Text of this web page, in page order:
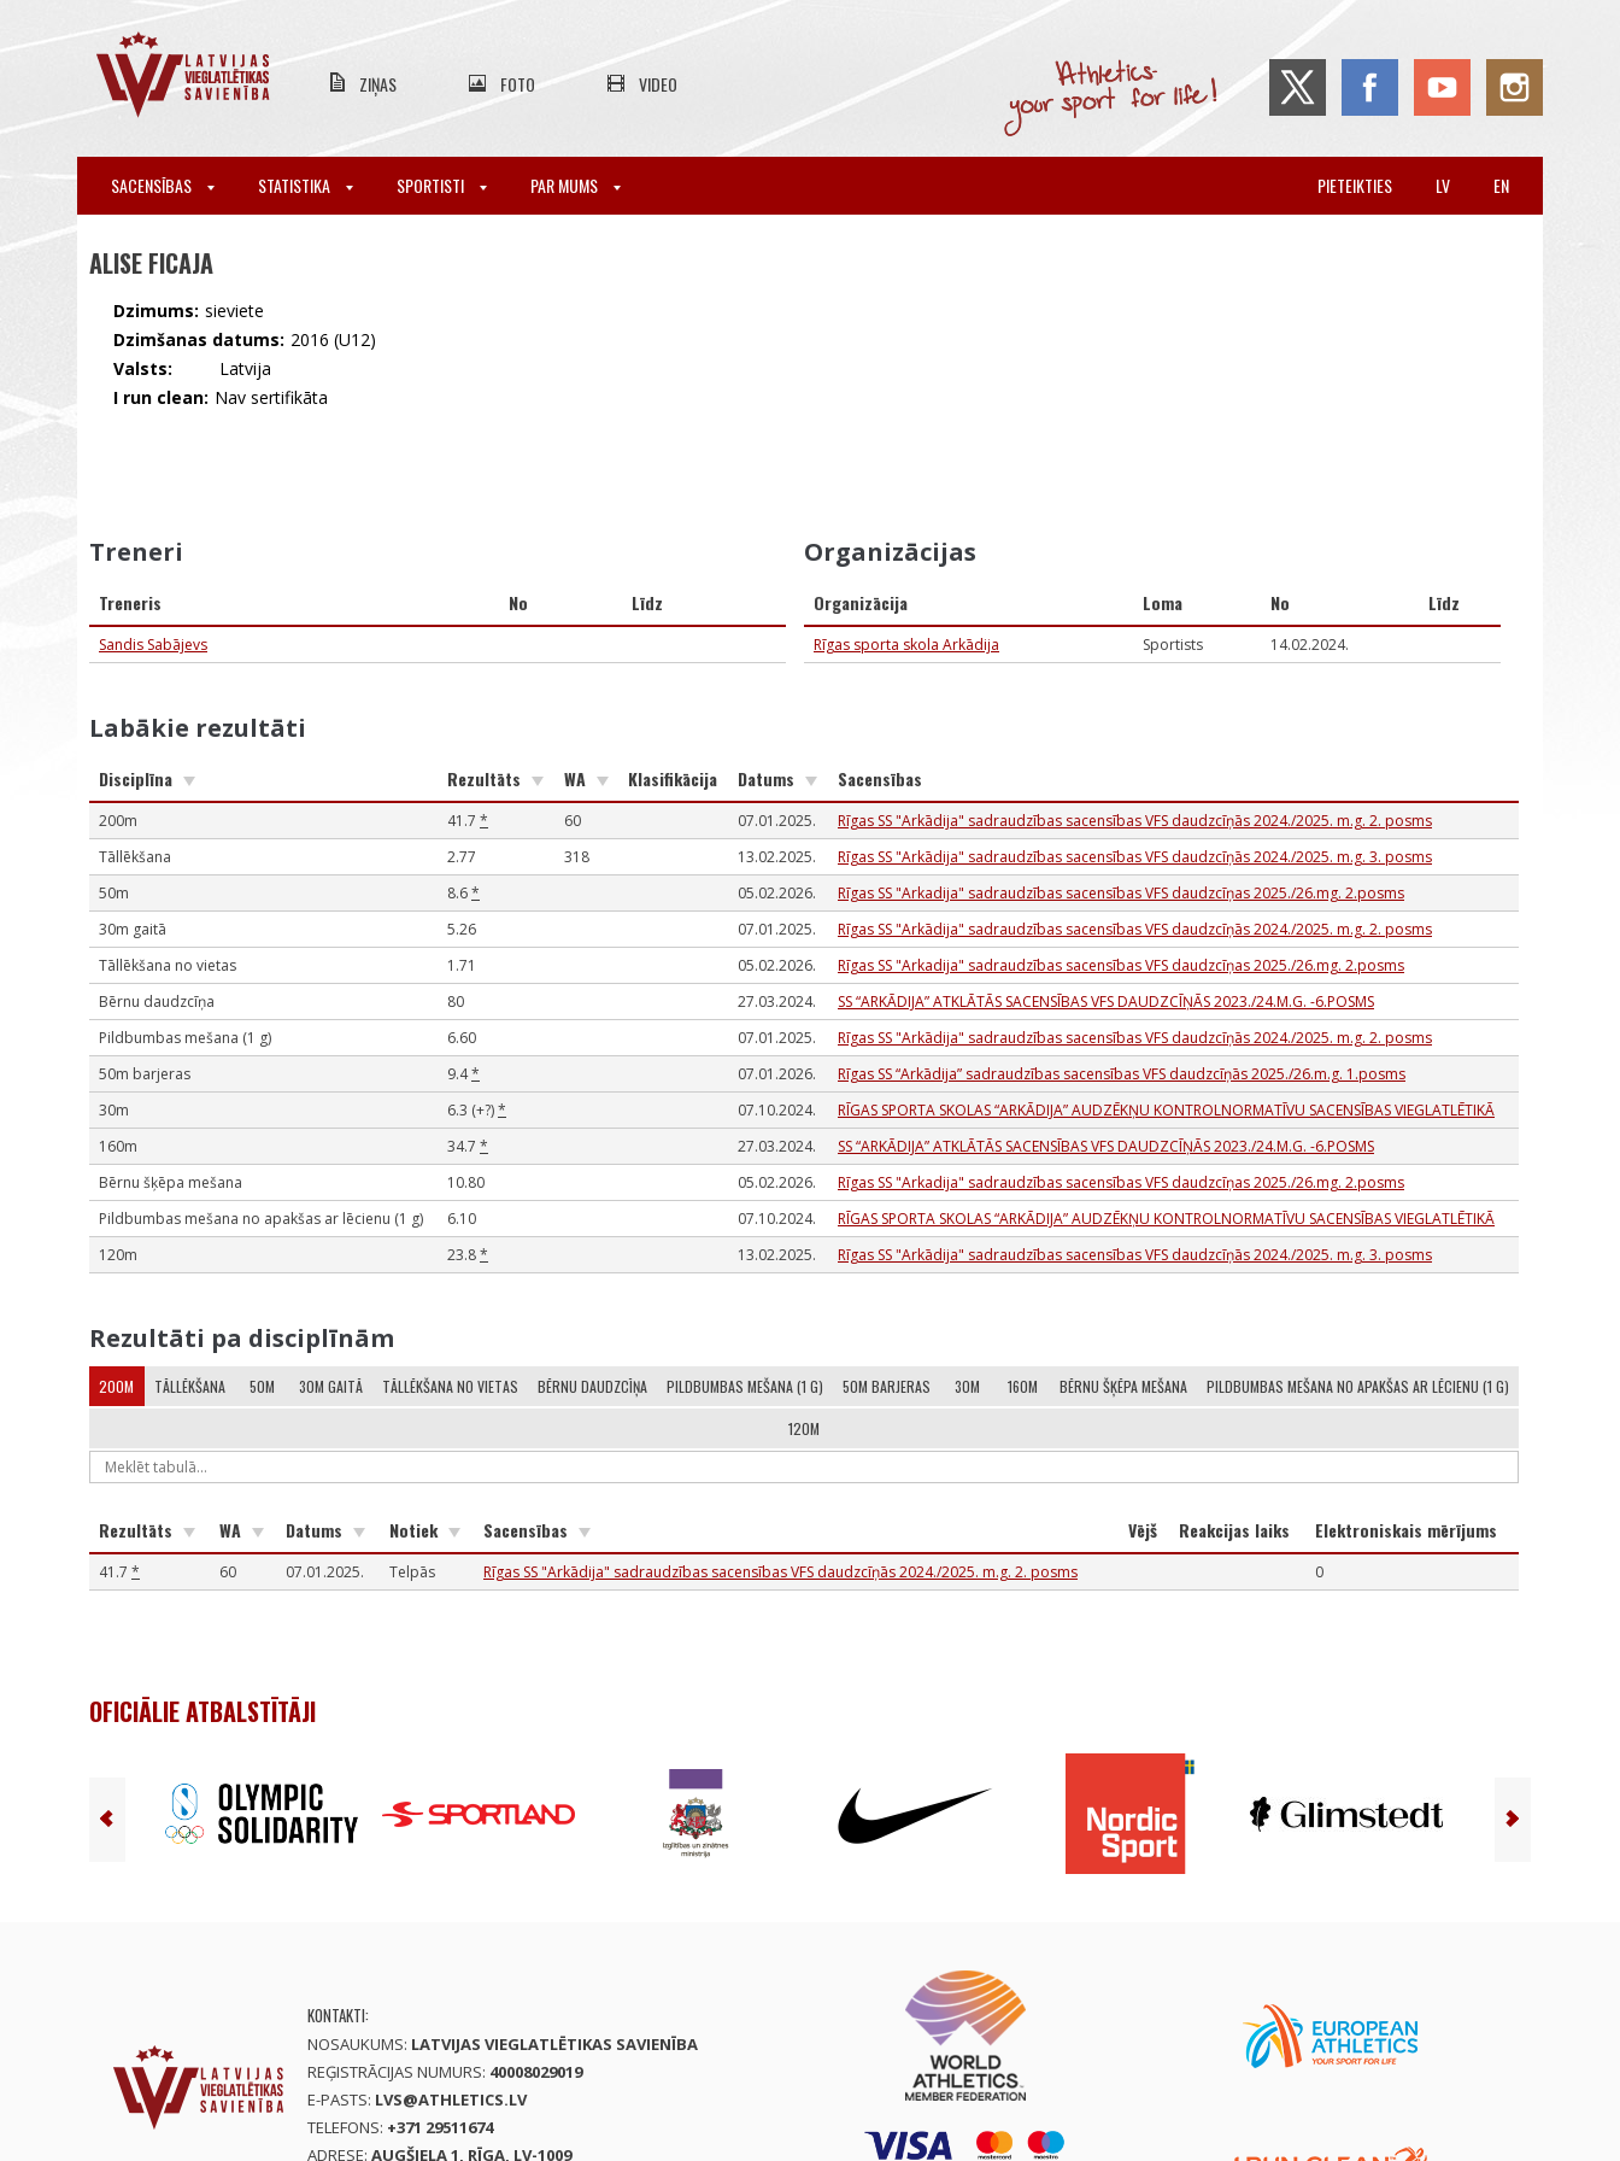
ZIŅAS FOTO VIDEO
SACENSĪBAS STATISTIKA SPORTISTI PAR MUMS EN
LV
PIETEIKTIES
ALISE FICAJA
Dzimums: sieviete
Dzimšanas datums: 2016 (U12)
Valsts:
🇱🇻 Latvija
I run clean: Nav sertifikāta
Treneri
Treneris No Līdz
Sandis Sabājevs
Organizācijas
Organizācija Loma No Līdz
Rīgas sporta skola Arkādija Sportists 14.02.2024.
Labākie rezultāti
Disciplīna Rezultāts WA Klasifikācija Datums Sacensības
200m 41.7 * 60 07.01.2025.
Rīgas SS "Arkādija" sadraudzības sacensības VFS daudzcīņās 2024./2025. m.g. 2. posms
Tāllēkšana
2.77 318 13.02.2025.
Rīgas SS "Arkādija" sadraudzības sacensības VFS daudzcīņās 2024./2025. m.g. 3. posms
50m
8.6* 05.02.2026.
Rīgas SS "Arkadija" sadraudzības sacensības VFS daudzcīņas 2025./26.mg. 2.posms
30m gaitā
5.26 07.01.2025.
Rīgas SS "Arkādija" sadraudzības sacensības VFS daudzcīņās 2024./2025. m.g. 2. posms
Tāllēkšana no vietas
1.71 05.02.2026.
Rīgas SS "Arkadija" sadraudzības sacensības VFS daudzcīņas 2025./26.mg. 2.posms
Bērnu daudzcīņa
80 27.03.2024.
SS “ARKĀDIJA” ATKLĀTĀS SACENSĪBAS VFS DAUDZCĪŅĀS 2023./24.M.G. -6.POSMS
Pildbumbas mešana (1 g)
6.60 07.01.2025.
Rīgas SS "Arkādija" sadraudzības sacensības VFS daudzcīņās 2024./2025. m.g. 2. posms
50m barjeras
9.4* 07.01.2026.
Rīgas SS “Arkādija” sadraudzības sacensības VFS daudzcīņās 2025./26.m.g. 1.posms
30m
6.3 (+?)* 07.10.2024.
RĪGAS SPORTA SKOLAS “ARKĀDIJA” AUDZĒKŅU KONTROLNORMATĪVU SACENSĪBAS VIEGLATLĒTIKĀ
160m
34.7 * 27.03.2024.
SS “ARKĀDIJA” ATKLĀTĀS SACENSĪBAS VFS DAUDZCĪŅĀS 2023./24.M.G. -6.POSMS
Bērnu šķēpa mešana
10.80 05.02.2026.
Rīgas SS "Arkadija" sadraudzības sacensības VFS daudzcīņas 2025./26.mg. 2.posms
Pildbumbas mešana no apakšas ar lēcienu (1 g)
6.10 07.10.2024.
RĪGAS SPORTA SKOLAS “ARKĀDIJA” AUDZĒKŅU KONTROLNORMATĪVU SACENSĪBAS VIEGLATLĒTIKĀ
120m
23.8* 13.02.2025. Rīgas SS "Arkādija" sadraudzības sacensības VFS daudzcīņās 2024./2025. m.g. 3. posms
Rezultāti pa disciplīnām
200M TĀLLĒKŠANA 50M 30M GAITĀ TĀLLĒKŠANA NO VIETAS BĒRNU DAUDZCĪŅA PILDBUMBAS MEŠANA (1 G) 50M BARJERAS 30M 160M BĒRNU ŠĶĒPA MEŠANA PILDBUMBAS MEŠANA NO APAKŠAS AR LĒCIENU (1 G)
120M
Rezultāts WA Datums Notiek Sacensības Vējš Reakcijas laiks Elektroniskais mērījums
41.7 * 60 07.01.2025. Telpās Rīgas SS "Arkādija" sadraudzības sacensības VFS daudzcīņās 2024./2025. m.g. 2. posms 0
OFICIĀLIE ATBALSTĪTĀJI
KONTAKTI:
NOSAUKUMS: LATVIJAS VIEGLATLĒTIKAS SAVIENĪBA
REĢISTRĀCIJAS NUMURS: 40008029019
E-PASTS: LVS@ATHLETICS.LV
TELEFONS: +371 29511674
ADRESE: AUGŠIELA 1, RĪGA, LV-1009